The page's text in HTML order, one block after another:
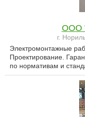
ООО
г.
Электромонтажные
Проектирование.
по нормативам и